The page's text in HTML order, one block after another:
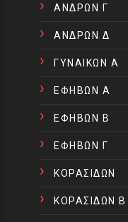
ΑΝΔΡΩΝ Γ
ΑΝΔΡΩΝ Δ
ΓΥΝΑΙΚΩΝ Α
ΕΦΗΒΩΝ Α
ΕΦΗΒΩΝ Β
ΕΦΗΒΩΝ Γ
ΚΟΡΑΣΙΔΩΝ
ΚΟΡΑΣΙΔΩΝ Β